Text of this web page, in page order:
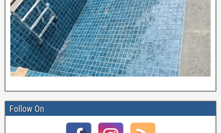
Follow On